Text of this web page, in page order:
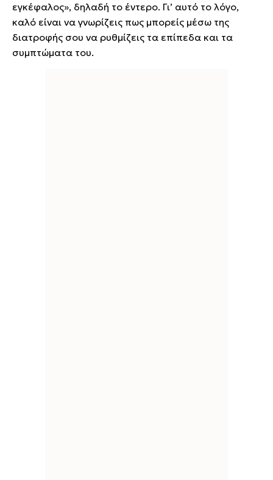
εγκέφαλος», δηλαδή το έντερο. Γι’ αυτό το λόγο,
καλό είναι να γνωρίζεις πως μπορείς μέσω της
διατροφής σου να ρυθμίζεις τα επίπεδα και τα
συμπτώματα του.